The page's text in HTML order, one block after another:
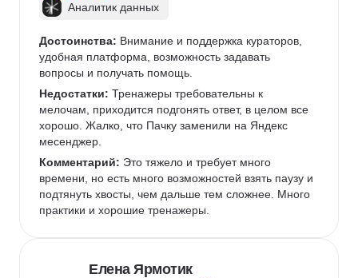
Аналитик данных
Достоинства: Внимание и поддержка кураторов,
удобная платформа, возможность задавать
вопросы и получать помощь.
Недостатки: Тренажеры требовательны к
мелочам, приходится подгонять ответ, в целом все
хорошо. Жалко, что Пачку заменили на Яндекс
месенджер.
Комментарий: Это тяжело и требует много
времени, но есть много возможностей взять паузу и
подтянуть хвосты, чем дальше тем сложнее. Много
практики и хорошие тренажеры.
Елена Ярмотик